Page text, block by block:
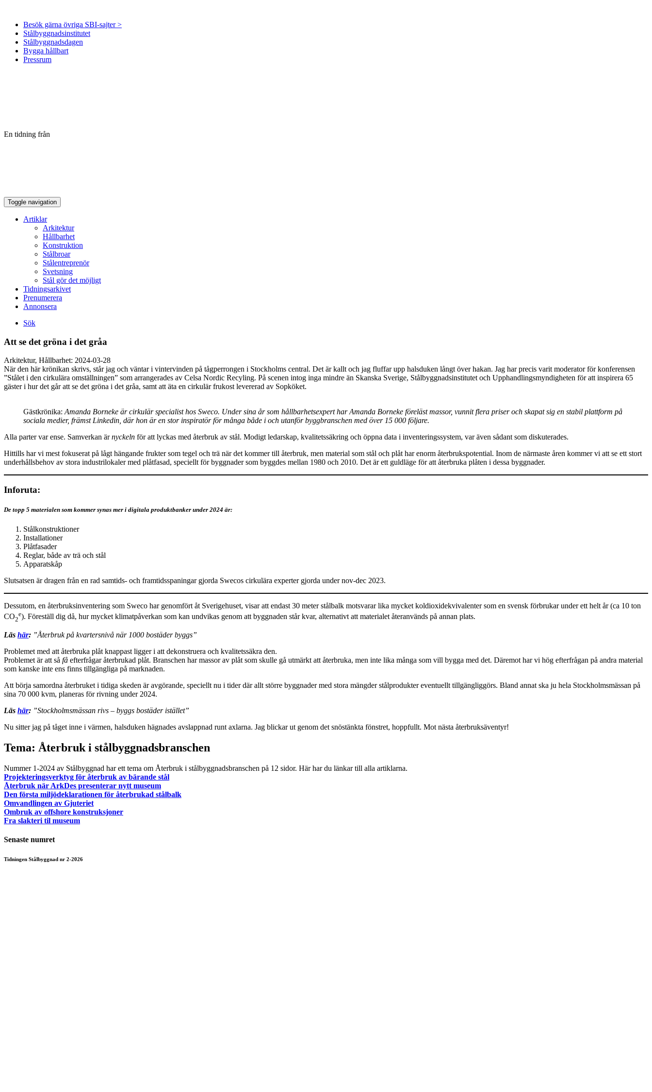
Besök gärna övriga SBI-sajter >
Stålbyggnadsinstitutet
Stålbyggnadsdagen
Bygga hållbart
Pressrum
En tidning från
Toggle navigation
Artiklar
Arkitektur
Hållbarhet
Konstruktion
Stålbroar
Stålentreprenör
Svetsning
Stål gör det möjligt
Tidningsarkivet
Prenumerera
Annonsera
Sök
Att se det gröna i det gråa
Arkitektur, Hållbarhet: 2024-03-28
När den här krönikan skrivs, står jag och väntar i vintervinden på tågperrongen i Stockholms central. Det är kallt och jag fluffar upp halsduken långt över hakan. Jag har precis varit moderator för konferensen
”Stålet i den cirkulära omställningen” som arrangerades av Celsa Nordic Recyling. På scenen intog inga mindre än Skanska Sverige, Stålbyggnadsinstitutet och Upphandlingsmyndigheten för att inspirera 65
gäster i hur det går att se det gröna i det gråa, samt att äta en cirkulär frukost levererad av Sopköket.
Gästkrönika:Amanda Borneke är cirkulär specialist hos Sweco. Under sina år som hållbarhetsexpert har Amanda Borneke föreläst massor, vunnit flera priser och skapat sig en stabil plattform på
sociala medier, främst Linkedin, där hon är en stor inspiratör för många både i och utanför byggbranschen med över 15 000 följare.
Alla parter var ense. Samverkan ärnyckeln för att lyckas med återbruk av stål. Modigt ledarskap, kvalitetssäkring och öppna data i inventeringssystem, var även sådant som diskuterades.
Hittills har vi mest fokuserat på lågt hängande frukter som tegel och trä när det kommer till återbruk, men material som stål och plåt har enorm återbrukspotential. Inom de närmaste åren kommer vi att se ett stort
underhållsbehov av stora industrilokaler med plåtfasad, speciellt för byggnader som byggdes mellan 1980 och 2010. Det är ett guldläge för att återbruka plåten i dessa byggnader.
Inforuta:
De topp 5 materialen som kommer synas mer i digitala produktbanker under 2024 är:
Stålkonstruktioner
Installationer
Plåtfasader
Reglar, både av trä och stål
Apparatskåp
Slutsatsen är dragen från en rad samtids- och framtidsspaningar gjorda Swecos cirkulära experter gjorda under nov-dec 2023.
Dessutom, en återbruksinventering som Sweco har genomfört åt Sverigehuset, visar att endast 30 meter stålbalk motsvarar lika mycket koldioxidekvivalenter som en svensk förbrukar under ett helt år (ca 10 ton
CO2
e). Föreställ dig då, hur mycket klimatpåverkan som kan undvikas genom att byggnaden står kvar, alternativt att materialet återanvänds på annan plats.
Läs här: ”Återbruk på kvartersnivå när 1000 bostäder byggs”
Problemet med att återbruka plåt knappast ligger i att dekonstruera och kvalitetssäkra den.
Problemet är att så få efterfrågar återbrukad plåt. Branschen har massor av plåt som skulle gå utmärkt att återbruka, men inte lika många som vill bygga med det. Däremot har vi hög efterfrågan på andra material
som kanske inte ens finns tillgängliga på marknaden.
Att börja samordna återbruket i tidiga skeden är avgörande, speciellt nu i tider där allt större byggnader med stora mängder stålprodukter eventuellt tillgängliggörs. Bland annat ska ju hela Stockholmsmässan på
sina 70 000 kvm, planeras för rivning under 2024.
Läs här: ”Stockholmsmässan rivs – byggs bostäder istället”
Nu sitter jag på tåget inne i värmen, halsduken hägnades avslappnad runt axlarna. Jag blickar ut genom det snöstänkta fönstret, hoppfullt. Mot nästa återbruksäventyr!
Tema: Återbruk i stålbyggnadsbranschen
Nummer 1-2024 av Stålbyggnad har ett tema om Återbruk i stålbyggnadsbranschen på 12 sidor. Här har du länkar till alla artiklarna.
Projekteringsverktyg för återbruk av bärande stål
Återbruk när ArkDes presenterar nytt museum
Den första miljödeklarationen för återbrukad stålbalk
Omvandlingen av Gjuteriet
Ombruk av offshore konstruksjoner
Fra slakteri til museum
Senaste numret
Tidningen Stålbyggnad nr 2-2026